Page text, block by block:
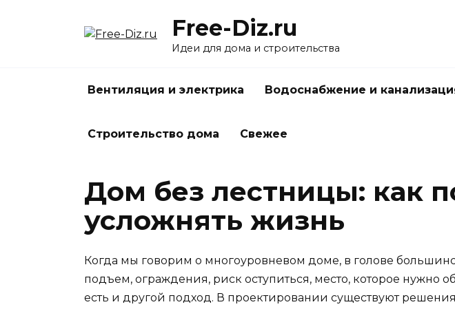
Free-Diz.ru
Идеи для дома и строительства
Вентиляция и электрика Водоснабжение и
Строительство дома Свежее
Дом без лестницы: как
усложнять жизнь
Когда мы говорим о многоуровневом доме, в голове
подъем, ограждения, риск оступиться, место, которое нужно
есть и другой подход. В проектировании существуют